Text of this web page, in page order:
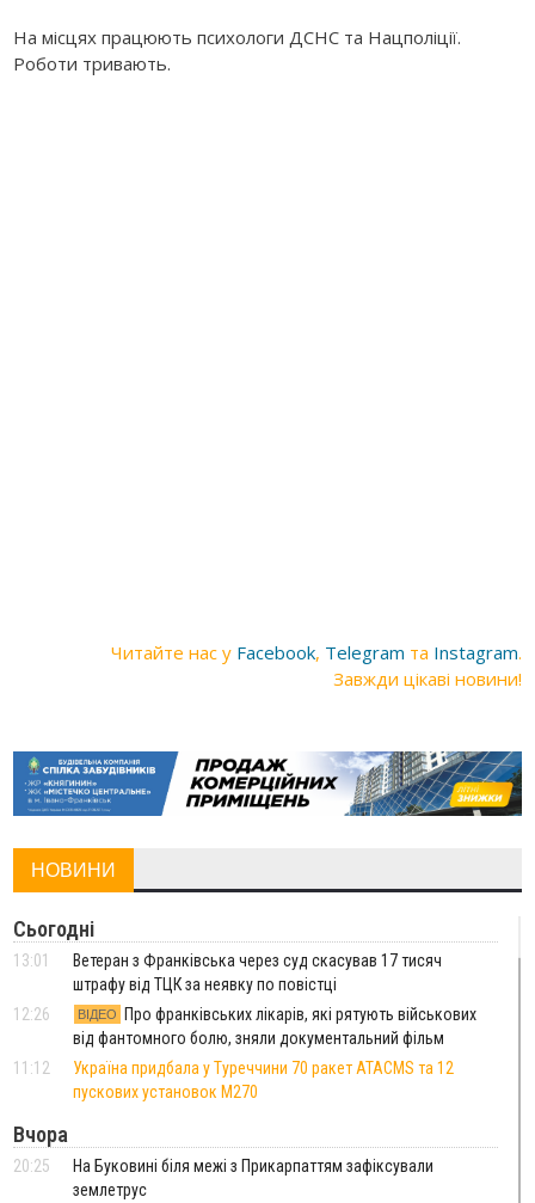
На місцях працюють психологи ДСНС та Нацполіції.
Роботи тривають.
Читайте нас у Facebook, Telegram та Instagram.
Завжди цікаві новини!
НОВИНИ
Сьогодні
13:01
Ветеран з Франківська через суд скасував 17 тисяч
штрафу від ТЦК за неявку по повістці
12:26
ВІДЕО Про франківських лікарів, які рятують військових
від фантомного болю, зняли документальний фільм
11:12
Україна придбала у Туреччини 70 ракет ATACMS та 12
пускових установок M270
Вчора
20:25
На Буковині біля межі з Прикарпаттям зафіксували
землетрус